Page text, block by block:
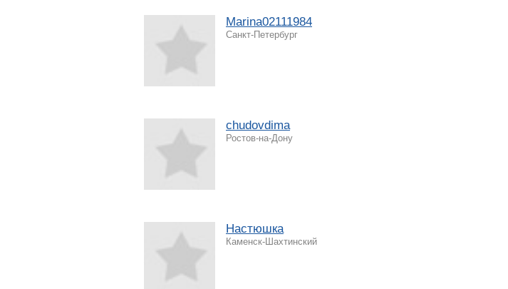
Marina02111984
Санкт-Петербург
chudovdima
Ростов-на-Дону
Настюшка
Каменск-Шахтинский